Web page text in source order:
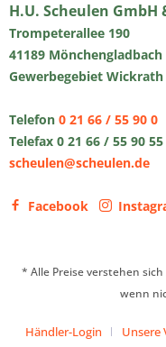
H.U. Scheulen GmbH
Trompeterallee 190
41189 Mönchengladbach
Gewerbegebiet Wickrath
Telefon 0 21 66 / 55 90 0
Telefax 0 21 66 / 55 90 55
scheulen@scheulen.de
Facebook
* Alle Preise verstehen
wenn
Händler-Login Unsere